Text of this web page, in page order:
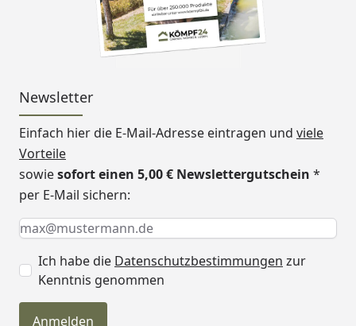
Newsletter
Einfach hier die E-Mail-Adresse eintragen und viele
Vorteile
sowiesofort einen 5,00 € Newslettergutschein *
per E-Mail sichern:
Keine Eingabe erforderlich
Eingabe erforderlich
E-Mail *
Ich habe die Datenschutzbestimmungen zur
Kenntnis genommen
Anmelden